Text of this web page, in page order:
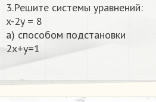
3.Решите системы уравнений:
x-2y = 8
а) способом подстановки
2x+y=1​